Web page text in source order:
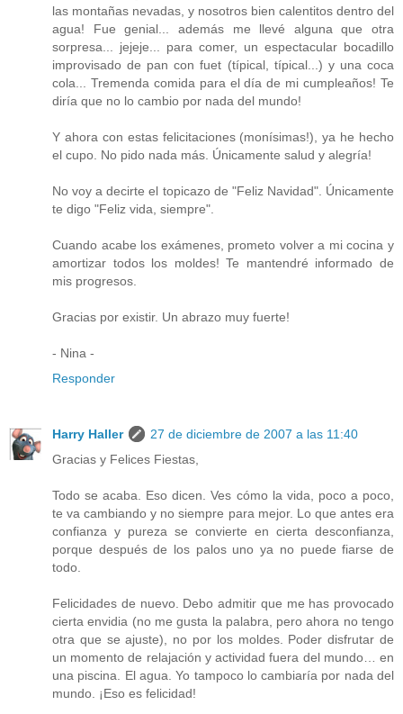
las montañas nevadas, y nosotros bien calentitos dentro del
agua! Fue genial... además me llevé alguna que otra
sorpresa... jejeje... para comer, un espectacular bocadillo
improvisado de pan con fuet (típical, típical...) y una coca
cola... Tremenda comida para el día de mi cumpleaños! Te
diría que no lo cambio por nada del mundo!
Y ahora con estas felicitaciones (monísimas!), ya he hecho
el cupo. No pido nada más. Únicamente salud y alegría!
No voy a decirte el topicazo de "Feliz Navidad". Únicamente
te digo "Feliz vida, siempre".
Cuando acabe los exámenes, prometo volver a mi cocina y
amortizar todos los moldes! Te mantendré informado de
mis progresos.
Gracias por existir. Un abrazo muy fuerte!
- Nina -
Responder
Harry Haller
27 de diciembre de 2007 a las 11:40
Gracias y Felices Fiestas,
Todo se acaba. Eso dicen. Ves cómo la vida, poco a poco,
te va cambiando y no siempre para mejor. Lo que antes era
confianza y pureza se convierte en cierta desconfianza,
porque después de los palos uno ya no puede fiarse de
todo.
Felicidades de nuevo. Debo admitir que me has provocado
cierta envidia (no me gusta la palabra, pero ahora no tengo
otra que se ajuste), no por los moldes. Poder disfrutar de
un momento de relajación y actividad fuera del mundo… en
una piscina. El agua. Yo tampoco lo cambiaría por nada del
mundo. ¡Eso es felicidad!